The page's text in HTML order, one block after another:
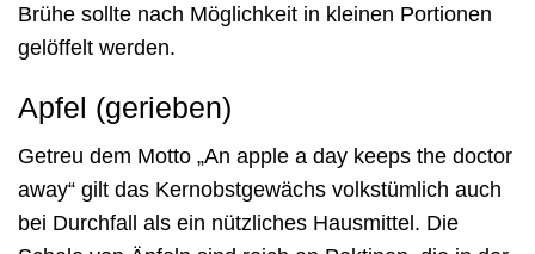
Brühe sollte nach Möglichkeit in kleinen Portionen
gelöffelt werden.
Apfel (gerieben)
Getreu dem Motto „An apple a day keeps the doctor
away“ gilt das Kernobstgewächs volkstümlich auch
bei Durchfall als ein nützliches Hausmittel. Die